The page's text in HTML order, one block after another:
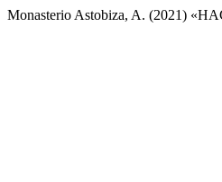
Monasterio Astobiza, A. (2021)